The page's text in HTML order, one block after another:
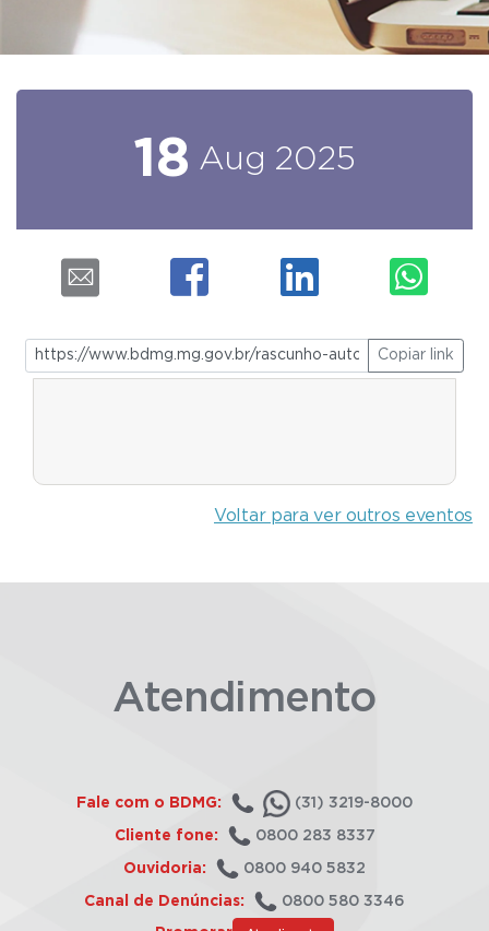
18 Aug 2025
Copiar link
Voltar para ver outros eventos
Atendimento
Fale com o BDMG: (31) 3219-8000
Cliente fone: 0800 283 8337
Ouvidoria: 0800 940 5832
Canal de Denúncias: 0800 580 3346